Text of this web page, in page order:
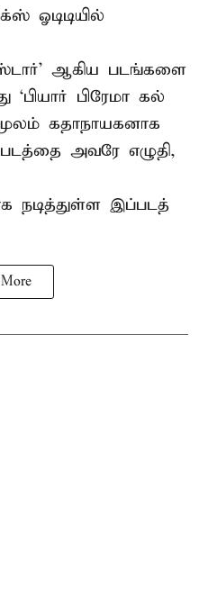
ஓடிடியில்
ஆகிய படங்​களை
பிரேமா கல்​
கதாநாயகனாக
அவரே எழுதி,
நடித்​துள்ள இப்​படத்​